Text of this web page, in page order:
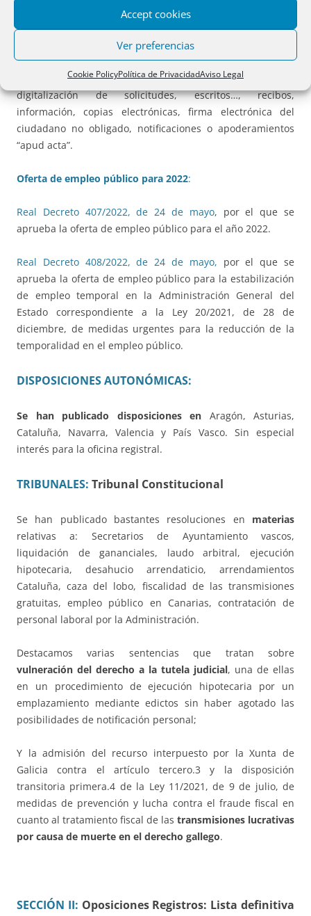
Accept cookies
Ver preferencias
Cookie PolicyPolítica de PrivacidadAviso Legal
Creación de Oficinas de asistencia en materia de
registros.Orden CSM/453/2022, de 13 de mayo, por la que
se crea la Oficina de asistencia en materia de registros,
dependientes de los diversos ministerios para asistir
físicamente a los ciudadanos con servicios como la
digitalización de solicitudes, escritos…, recibos,
información, copias electrónicas, firma electrónica del
ciudadano no obligado, notificaciones o apoderamientos
“apud acta”.
Oferta de empleo público para 2022:
Real Decreto 407/2022, de 24 de mayo, por el que se
aprueba la oferta de empleo público para el año 2022.
Real Decreto 408/2022, de 24 de mayo, por el que se
aprueba la oferta de empleo público para la estabilización
de empleo temporal en la Administración General del
Estado correspondiente a la Ley 20/2021, de 28 de
diciembre, de medidas urgentes para la reducción de la
temporalidad en el empleo público.
DISPOSICIONES AUTONÓMICAS:
Se han publicado disposiciones en Aragón, Asturias,
Cataluña, Navarra, Valencia y País Vasco. Sin especial
interés para la oficina registral.
TRIBUNALES: Tribunal Constitucional
Se han publicado bastantes resoluciones en materias
relativas a: Secretarios de Ayuntamiento vascos,
liquidación de gananciales, laudo arbitral, ejecución
hipotecaria, desahucio arrendaticio, arrendamientos
Cataluña, caza del lobo, fiscalidad de las transmisiones
gratuitas, empleo público en Canarias, contratación de
personal laboral por la Administración.
Destacamos varias sentencias que tratan sobre
vulneración del derecho a la tutela judicial, una de ellas
en un procedimiento de ejecución hipotecaria por un
emplazamiento mediante edictos sin haber agotado las
posibilidades de notificación personal;
Y la admisión del recurso interpuesto por la Xunta de
Galicia contra el artículo tercero.3 y la disposición
transitoria primera.4 de la Ley 11/2021, de 9 de julio, de
medidas de prevención y lucha contra el fraude fiscal en
cuanto al tratamiento fiscal de las transmisiones lucrativas
por causa de muerte en el derecho gallego.
SECCIÓN II: Oposiciones Registros: Lista definitiva